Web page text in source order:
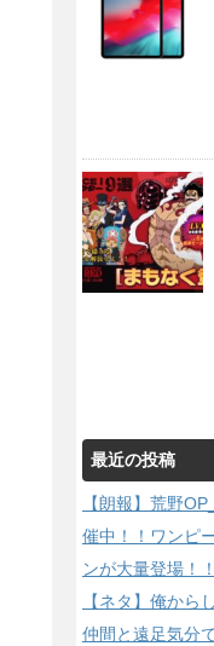
最近の投稿
【朗報】荒野
催中！！ワンピ
ンが大量登場！
【ネタ】俺から
仲間と遠足気分